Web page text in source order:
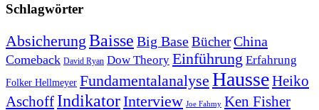
Schlagwörter
Absicherung Baisse Big BaseBücherChina
Comeback David Ryan Dow Theory Einführung Erfahrung
Folker Hellmeyer Fundamentalanalyse HausseHeiko
Aschoff IndikatorInterview Joe Fahmy Ken Fisher